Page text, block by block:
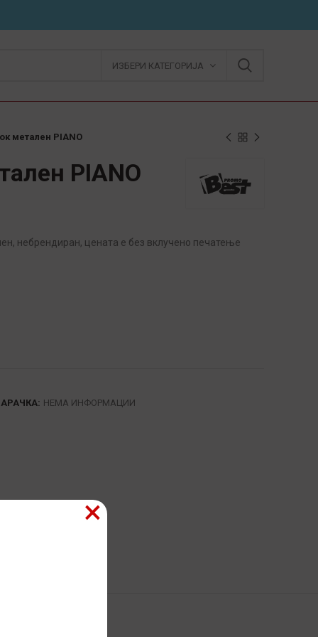
ИЗБЕРИ КАТЕГОРИЈА
метален PIANO
PIANO
небрендиран, цената е без вклучено печатење
НЕМА ИНФОРМАЦИИ
×